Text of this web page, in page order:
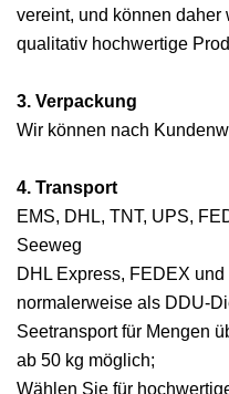
vereint, und können daher
qualitativ hochwertige
3. Verpackung
Wir können nach
4. Transport
EMS, DHL, TNT, UPS,
Seeweg
DHL Express, FEDEX
normalerweise als DDU-
Seetransport für Mengen
ab 50 kg möglich;
Wählen Sie für